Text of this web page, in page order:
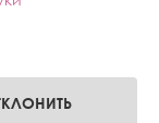
в
Банк».